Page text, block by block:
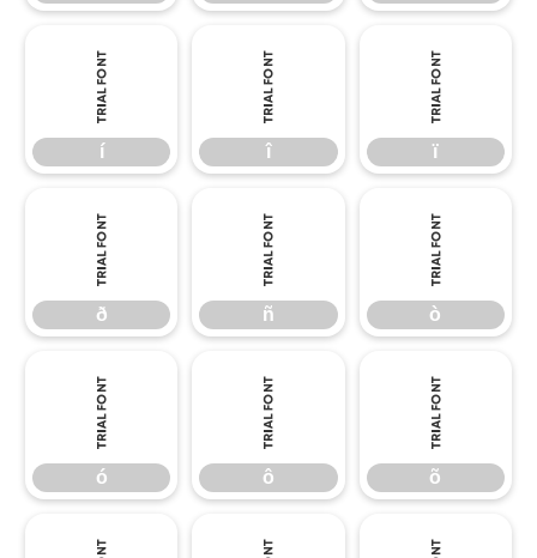
í
í
î
î
ï
ï
ð
ð
ñ
ñ
ò
ò
ó
ó
ô
ô
õ
õ